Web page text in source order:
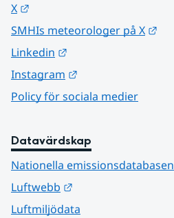
X
SMHIs meteorologer på X
Linkedin
Instagram
Policy för sociala medier
Datavärdskap
Nationella emissionsdatabasen
Luftwebb
Luftmiljödata